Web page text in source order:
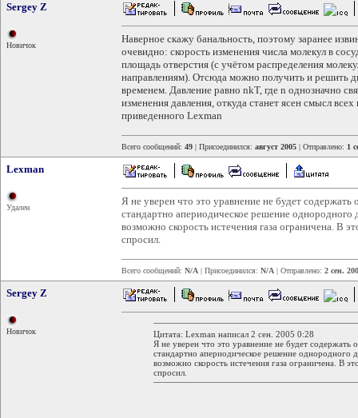
Sergey Z
Новичок
Наверное скажу банальность, поэтому заранее
очевидно: скорость изменения числа молекул в
площадь отверстия (с учётом распределения
направлениям). Отсюда можно получить и решить
временем. Давление равно nkT, где n однозначно
изменения давления, откуда станет ясен смысл
приведенного Lexman
Всего сообщений: 49 | Присоединился: август 2005 | Отправлено: 1
Lexman
Удален
Я не уверен что это уравнение не будет
стандартно апериодическое решение однородного
возможно скорость истечения газа ограничена. В
спросил.
Всего сообщений: N/A | Присоединился: N/A | Отправлено: 2 сен.
Sergey Z
Новичок
Цитата: Lexman написал 2 сен. 2005 0:28
Я не уверен что это уравнение не будет
стандартно апериодическое решение однородного
возможно скорость истечения газа ограничена. В
спросил.